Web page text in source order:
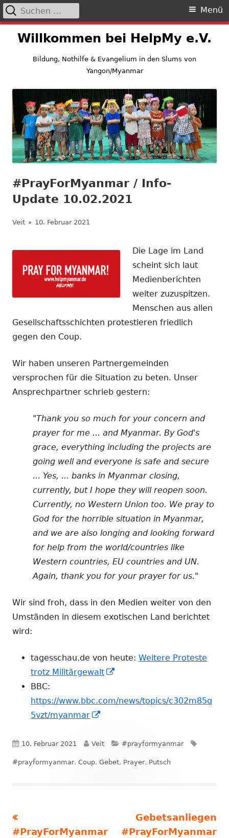
Springe
Willkommen bei HelpMy e.V.
Bildung, Nothilfe & Evangelium in den Slums von
Yangon/Myanmar
Primäres
Menü
Menü
Suchen
nach:
#PrayForMyanmar / Info-
Update 10.02.2021
Autor
Veit Veröffentlicht
10. Februar 2021
Die Lage im Land
scheint sich laut
Medienberichten
weiter zuzuspitzen.
Menschen aus allen
Gesellschaftsschichten protestieren friedlich
gegen den Coup.
Wir haben unseren Partnergemeinden
versprochen für die Situation zu beten. Unser
Ansprechpartner schrieb gestern:
"Thank you so much for your concern and
prayer for me ... and Myanmar. By God's
grace, everything including the projects are
going well and everyone is safe and secure
... Yes, ... banks in Myanmar closing,
currently, but I hope they will reopen soon.
Currently, no Western Union too. We pray to
God for the horrible situation in Myanmar,
and we are also longing and looking forward
for help from the world/countries like
Western countries, EU countries and UN.
Again, thank you for your prayer for us."
Wir sind froh, dass in den Medien weiter von den
Umständen in diesem exotischen Land berichtet
wird:
tagesschau.de von heute: Weitere Proteste
trotz Militärgewalt
Fenster
BBC:
https://www.bbc.com/news/topics/c302m85q
5vzt/myanmar
Fenster
öffnen
Veröffentlicht
am
10. Februar 2021 Autor
Veit Kategorien
#prayformyanmar
#prayformyanmar, Coup, Gebet, Prayer, Putsch
Beitragsnavigation
Beitrag:
#PrayForMyanmar
Nächster
Beitrag
Gebetsanliegen
#PrayForMyanmar